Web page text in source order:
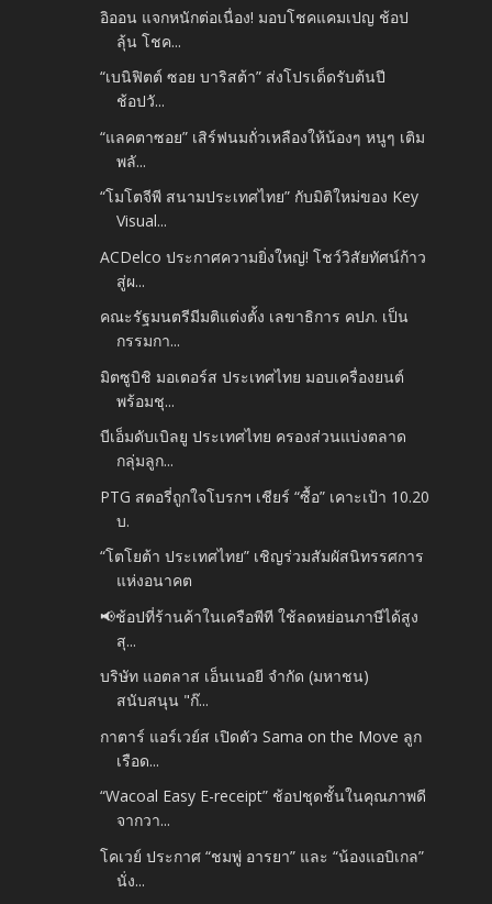
อิออน แจกหนักต่อเนื่อง! มอบโชคแคมเปญ ช้อป
ลุ้น โชค...
“เบนิฟิตต์ ซอย บาริสต้า” ส่งโปรเด็ดรับต้นปี
ช้อปวั...
“แลคตาซอย” เสิร์ฟนมถั่วเหลืองให้น้องๆ หนูๆ เติม
พลั...
“โมโตจีพี สนามประเทศไทย” กับมิติใหม่ของ Key
Visual...
ACDelco ประกาศความยิ่งใหญ่! โชว์วิสัยทัศน์ก้าว
สู่ผ...
คณะรัฐมนตรีมีมติแต่งตั้ง เลขาธิการ คปภ. เป็น
กรรมกา...
มิตซูบิชิ มอเตอร์ส ประเทศไทย มอบเครื่องยนต์
พร้อมชุ...
บีเอ็มดับเบิลยู ประเทศไทย ครองส่วนแบ่งตลาด
กลุ่มลูก...
PTG สตอรี่ถูกใจโบรกฯ เชียร์ “ซื้อ” เคาะเป้า 10.20
บ.
“โตโยต้า ประเทศไทย” เชิญร่วมสัมผัสนิทรรศการ
แห่งอนาคต
📢ช้อปที่ร้านค้าในเครือพีที ใช้ลดหย่อนภาษีได้สูง
สุ...
บริษัท แอตลาส เอ็นเนอยี จำกัด (มหาชน)
สนับสนุน "ก๊...
กาตาร์ แอร์เวย์ส เปิดตัว Sama on the Move ลูก
เรือด...
“Wacoal Easy E-receipt” ช้อปชุดชั้นในคุณภาพดี
จากวา...
โคเวย์ ประกาศ “ชมพู่ อารยา” และ “น้องแอบิเกล”
นั่ง...